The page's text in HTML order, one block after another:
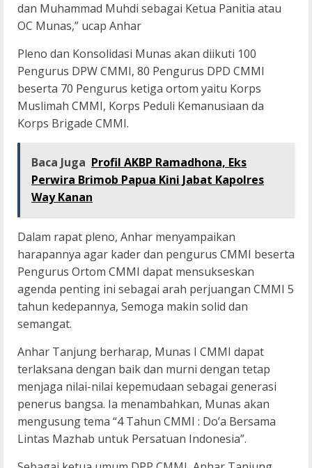
dan Muhammad Muhdi sebagai Ketua Panitia atau
OC Munas,” ucap Anhar
Pleno dan Konsolidasi Munas akan diikuti 100
Pengurus DPW CMMI, 80 Pengurus DPD CMMI
beserta 70 Pengurus ketiga ortom yaitu Korps
Muslimah CMMI, Korps Peduli Kemanusiaan da
Korps Brigade CMMI.
Baca Juga Profil AKBP Ramadhona, Eks
Perwira Brimob Papua Kini Jabat Kapolres
Way Kanan
Dalam rapat pleno, Anhar menyampaikan
harapannya agar kader dan pengurus CMMI beserta
Pengurus Ortom CMMI dapat mensukseskan
agenda penting ini sebagai arah perjuangan CMMI 5
tahun kedepannya, Semoga makin solid dan
semangat.
Anhar Tanjung berharap, Munas I CMMI dapat
terlaksana dengan baik dan murni dengan tetap
menjaga nilai-nilai kepemudaan sebagai generasi
penerus bangsa. Ia menambahkan, Munas akan
mengusung tema “4 Tahun CMMI : Do’a Bersama
Lintas Mazhab untuk Persatuan Indonesia”.